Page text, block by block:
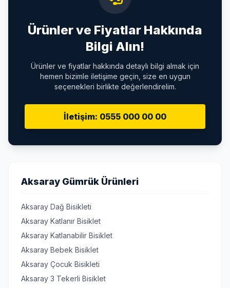
Ürünler ve Fiyatlar Hakkında
Bilgi Alın!
Ürünler ve fiyatlar hakkında detaylı bilgi almak için
hemen bizimle iletişime geçin, size en uygun
seçenekleri birlikte değerlendirelim.
İletişim: 0555 000 00 00
Aksaray Gümrük Ürünleri
Aksaray Dağ Bisikleti
Aksaray Katlanır Bisiklet
Aksaray Katlanabilir Bisiklet
Aksaray Bebek Bisiklet
Aksaray Çocuk Bisikleti
Aksaray 3 Tekerli Bisiklet